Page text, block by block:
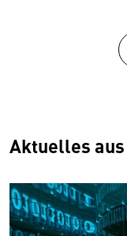
Garagen-,
Aktuelles